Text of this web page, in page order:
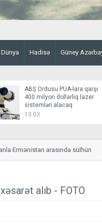
Dünya Hadisə Güney
ABŞ Ordusu PUA-lara qarşı
400 milyon dollarlıq lazer
sistemləri alacaq
13:03
arasında sülhün
alıb - FOTO